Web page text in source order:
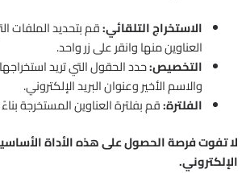
الاستخراج التلقائي:قم بتحديد الملفات
العناوين منها وانقر على زر واحد.
التخصيص:حدد الحقول التي تريد
والاسم الأخير وعنوان البريد الإلكتروني.
الفلترة:قم بفلترة العناوين المستخرجة
لا تفوت فرصة الحصول على هذه الأداة الأساسية
الإلكتروني.